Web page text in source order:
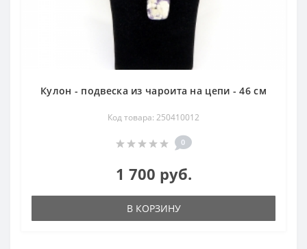
Кулон - подвеска из чароита на цепи - 46 см
Код товара: 250410012
0
1 700 руб.
В КОРЗИНУ